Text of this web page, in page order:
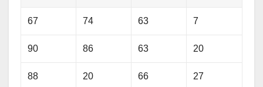
67 74 63 7
90 86 63 20
88 20 66 27